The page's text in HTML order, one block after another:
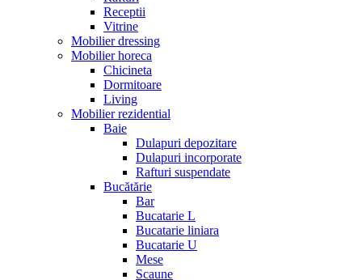
Receptii
Vitrine
Mobilier dressing
Mobilier horeca
Chicineta
Dormitoare
Living
Mobilier rezidential
Baie
Dulapuri depozitare
Dulapuri incorporate
Rafturi suspendate
Bucătărie
Bar
Bucatarie L
Bucatarie liniara
Bucatarie U
Mese
Scaune